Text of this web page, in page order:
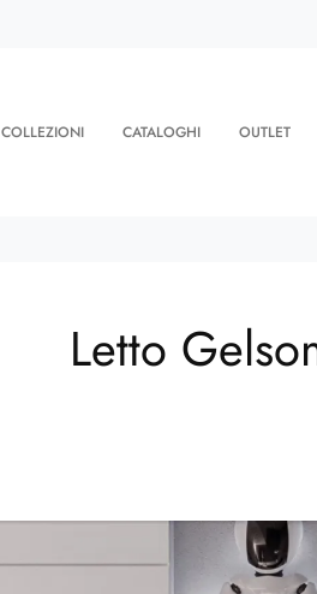
COLLEZIONI CATALOGHI OUTLET
Letto